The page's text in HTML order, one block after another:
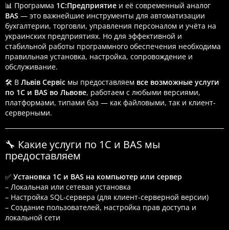
📊 Программа 1С:Предприятие и её современный аналог
BAS — это важнейшие инструменты для автоматизации
бухгалтерии, торговли, управления персоналом и учёта на
украинских предприятиях. Но для эффективной и
стабильной работы программного обеспечения необходима
правильная установка, настройка, сопровождение и
обслуживание.
🛠 В Львів Сервіс мы предоставляем все возможные услуги
по 1С и BAS во Львове, работаем с любыми версиями,
платформами, типами баз — как файловыми, так и клиент-
серверными.
🔧 Какие услуги по 1С и BAS мы
предоставляем
✅ Установка 1С и BAS на компьютер или сервер
– Локальная или сетевая установка
– Настройка SQL-сервера (для клиент-серверной версии)
– Создание пользователей, настройка прав доступа и
локальной сети